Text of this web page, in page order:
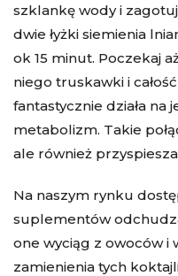
szklankę wody i
dwie łyżki siemienia
ok 15 minut. Poczekaj
niego truskawki i
fantastycznie działa
metabolizm. Takie
ale również
Na naszym rynku
suplementów
one wyciąg z owoców i
zamienienia tych